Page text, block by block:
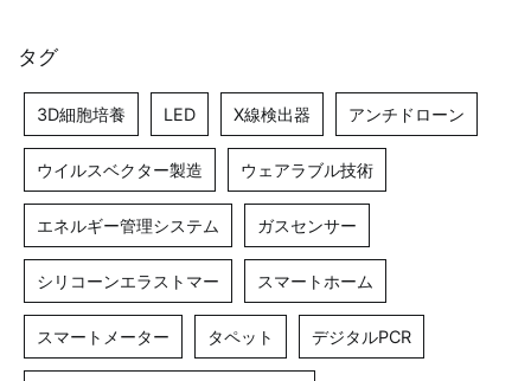
タグ
3D細胞培養 LED X線検出器 アンチドローン
ウイルスベクター製造 ウェアラブル技術
エネルギー管理システム ガスセンサー
シリコーンエラストマー スマートホーム
スマートメーター タペット デジタルPCR